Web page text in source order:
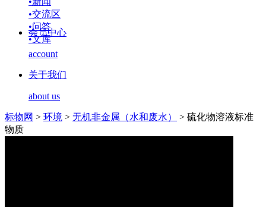
•交流区
•问答
•文库
会员中心
account
关于我们
about us
标物网 > 环境 > 无机非金属（水和废水） > 硫化物溶液标准
物质